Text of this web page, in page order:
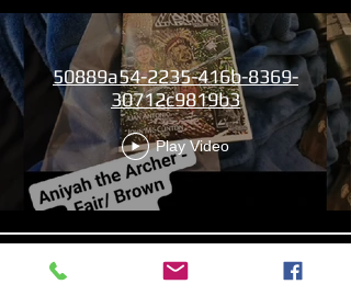
50889a54-2235-416b-8369-
30712c9819b3
Play Video